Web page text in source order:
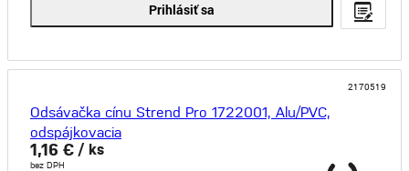
Prihlásiť sa
2170519
Odsávačka cínu Strend Pro 1722001, Alu/PVC,
odspájkovacia
1,16 € / ks
bez DPH